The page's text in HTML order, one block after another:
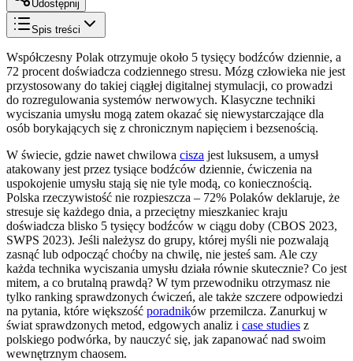
Udostępnij
Spis treści
Współczesny Polak otrzymuje około 5 tysięcy bodźców dziennie, a
72 procent doświadcza codziennego stresu. Mózg człowieka nie jest
przystosowany do takiej ciągłej digitalnej stymulacji, co prowadzi
do rozregulowania systemów nerwowych. Klasyczne techniki
wyciszania umysłu mogą zatem okazać się niewystarczające dla
osób borykających się z chronicznym napięciem i bezsenością.
W świecie, gdzie nawet chwilowa cisza jest luksusem, a umysł
atakowany jest przez tysiące bodźców dziennie, ćwiczenia na
uspokojenie umysłu stają się nie tyle modą, co koniecznością.
Polska rzeczywistość nie rozpieszcza – 72% Polaków deklaruje, że
stresuje się każdego dnia, a przeciętny mieszkaniec kraju
doświadcza blisko 5 tysięcy bodźców w ciągu doby (CBOS 2023,
SWPS 2023). Jeśli należysz do grupy, której myśli nie pozwalają
zasnąć lub odpocząć choćby na chwilę, nie jesteś sam. Ale czy
każda technika wyciszania umysłu działa równie skutecznie? Co jest
mitem, a co brutalną prawdą? W tym przewodniku otrzymasz nie
tylko ranking sprawdzonych ćwiczeń, ale także szczere odpowiedzi
na pytania, które większość poradników przemilcza. Zanurkuj w
świat sprawdzonych metod, edgowych analiz i case studies z
polskiego podwórka, by nauczyć się, jak zapanować nad swoim
wewnętrznym chaosem.